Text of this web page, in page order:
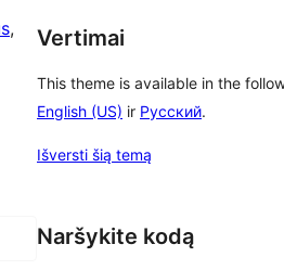
Vertimai
This theme is available in the
English (US) ir Русский.
Išversti šią temą
Naršykite kodą